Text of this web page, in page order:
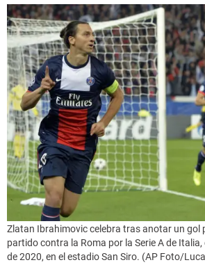
Zlatan Ibrahimovic celebra tras anotar un gol
partido contra la Roma por la Serie A de
de 2020, en el estadio San Siro. (AP Foto/